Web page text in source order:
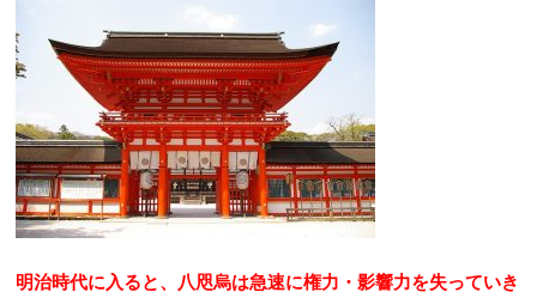
明治時代に入ると、八咫烏は急速に権力・影響力を失っていき